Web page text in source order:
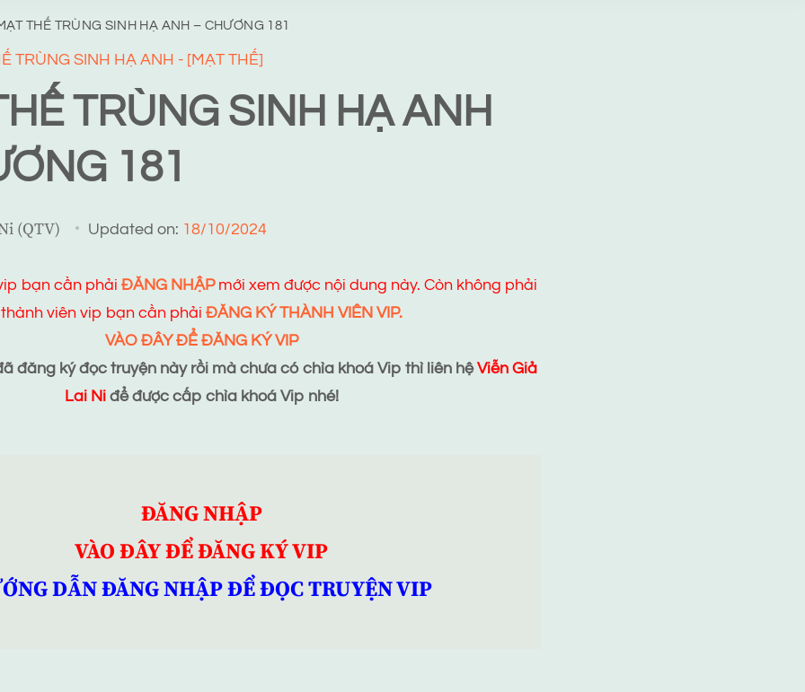
THẾ TRÙNG SINH HẠ ANH – CHƯƠNG 181
TRÙNG SINH HẠ ANH - [MẠT THẾ]
TRÙNG SINH HẠ ANH
181
(QTV) Updated on: 18/10/2024
bạn cần phải ĐĂNG NHẬPmới xem được nội dung này. Còn không phải
thành viên vip bạn cần phải ĐĂNG KÝ THÀNH VIÊN VIP.
VÀO ĐÂY ĐỂ ĐĂNG KÝ VIP
đăng ký đọc truyện này rồi mà chưa có chìa khoá Vip thì liên hệViễn Giả
Lai Ni để được cấp chìa khoá Vip nhé!
ĐĂNG NHẬP
VÀO ĐÂY ĐỂ ĐĂNG KÝ VIP
DẪN ĐĂNG NHẬP ĐỂ ĐỌC TRUYỆN VIP